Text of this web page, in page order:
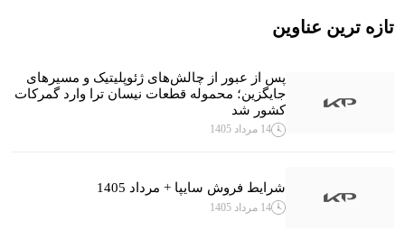
تازه ترین عناوین
پس از عبور از چالش‌های ژئوپلیتیک و مسیرهای
جایگزین؛ محموله قطعات نیسان ترا وارد گمرکات
کشور شد
14 مرداد 1405
شرایط فروش سایپا + مرداد 1405
14 مرداد 1405